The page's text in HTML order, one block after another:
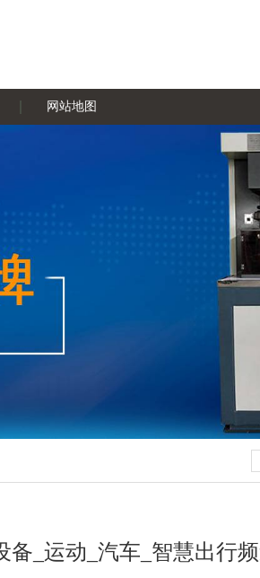
网站地图
备_运动_汽车_智慧出行